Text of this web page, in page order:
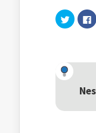
Fai
clic
(Si
apre
una
nuova